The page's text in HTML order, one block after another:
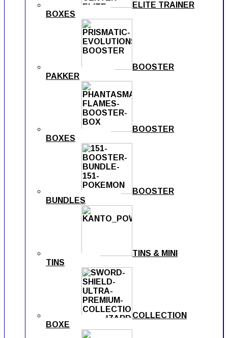
ELITE TRAINER
BOXES
BOOSTER
PAKKER
BOOSTER
BOXES
BOOSTER
BUNDLES
TINS & MINI
TINS
COLLECTION
BOXE